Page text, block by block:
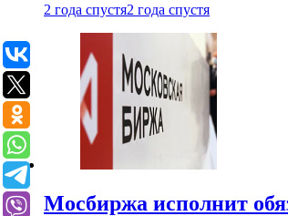
2 года спустя2 года спустя
Мосбиржа исполнит